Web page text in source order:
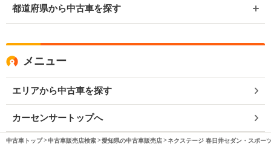
都道府県から中古車を探す
メニュー
エリアから中古車を探す
カーセンサートップへ
中古車トップ 中古車販売店検索 愛知県の中古車販売店 ネクステージ 春日井セダン・スポー